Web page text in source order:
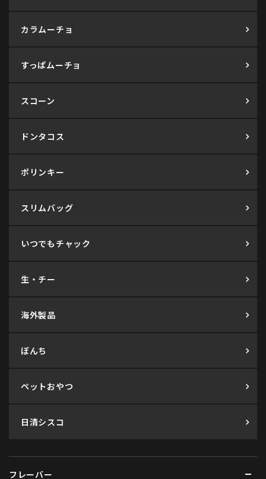
カラムーチョ
すっぱムーチョ
スコーン
ドンタコス
ポリンキー
スリムバッグ
いつでもチャック
生・チー
海外製品
ぼんち
ペットおやつ
日清シスコ
フレーバー